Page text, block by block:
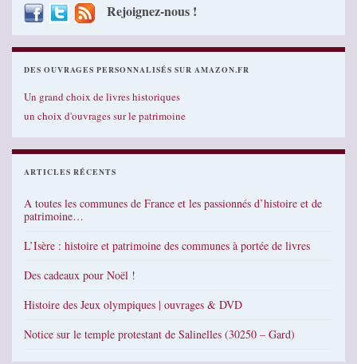
Rejoignez-nous !
DES OUVRAGES PERSONNALISÉS SUR AMAZON.FR
Un grand choix de livres historiques
un choix d'ouvrages sur le patrimoine
ARTICLES RÉCENTS
A toutes les communes de France et les passionnés d’histoire et de
patrimoine…
L’Isère : histoire et patrimoine des communes à portée de livres
Des cadeaux pour Noël !
Histoire des Jeux olympiques | ouvrages & DVD
Notice sur le temple protestant de Salinelles (30250 – Gard)